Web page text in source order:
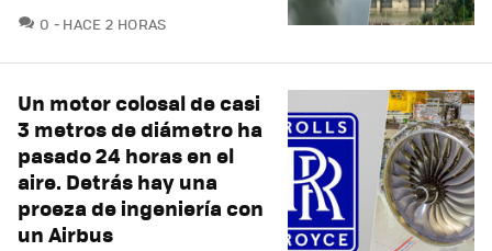
0 COMENTARIOS
HACE 2 HORAS
Un motor colosal de casi
3 metros de diámetro ha
pasado 24 horas en el
aire. Detrás hay una
proeza de ingeniería con
un Airbus